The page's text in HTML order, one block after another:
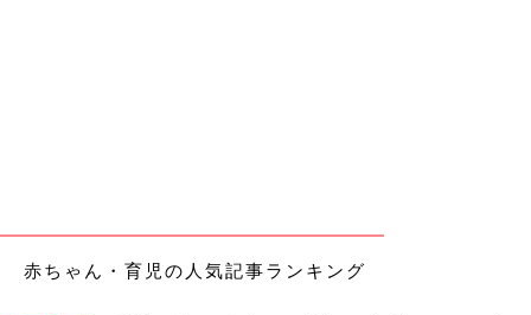
赤ちゃん・育児の人気記事ランキング